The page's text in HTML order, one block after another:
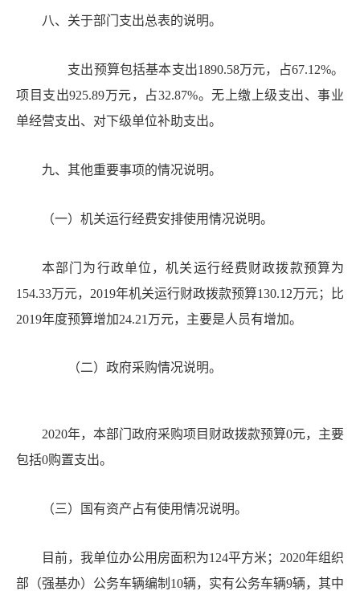
八、 关于部门支出总表的说明。
支出预算包括基本支出1890.58万元，占67.12%。
项目支出925.89万元，占32.87%。无上缴上级支出、事业
单经营支出、对下级单位补助支出。
九、其他重要事项的情况说明。
（一）机关运行经费安排使用情况说明。
本部门为行政单位，机关运行经费财政拨款预算为
154.33万元，2019年机关运行财政拨款预算130.12万元；比
2019年度预算增加24.21万元，主要是人员有增加。
（二） 政府采购情况说明。
2020年，本部门政府采购项目财政拨款预算0元，主要
包括0购置支出。
（三） 国有资产占有使用情况说明。
目前，我单位办公用房面积为124平方米；2020年组织
部（强基办）公务车辆编制10辆，实有公务车辆9辆，其中